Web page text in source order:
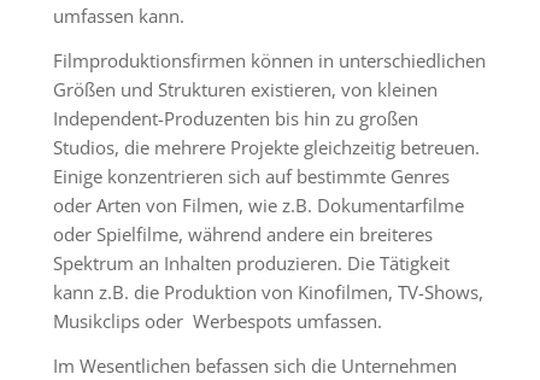
umfassen kann.
Filmproduktionsfirmen können in unterschiedlichen
Größen und Strukturen existieren, von kleinen
Independent-Produzenten bis hin zu großen
Studios, die mehrere Projekte gleichzeitig betreuen.
Einige konzentrieren sich auf bestimmte Genres
oder Arten von Filmen, wie z.B. Dokumentarfilme
oder Spielfilme, während andere ein breiteres
Spektrum an Inhalten produzieren. Die Tätigkeit
kann z.B. die Produktion von Kinofilmen, TV-Shows,
Musikclips oder Werbespots umfassen.
Im Wesentlichen befassen sich die Unternehmen